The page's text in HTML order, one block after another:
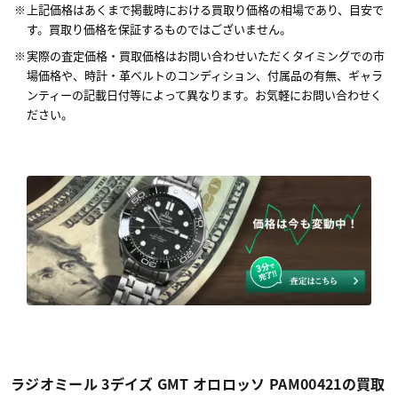
上記価格はあくまで掲載時における買取り価格の相場であり、目安で
す。買取り価格を保証するものではございません。
実際の査定価格・買取価格はお問い合わせいただくタイミングでの市
場価格や、時計・革ベルトのコンディション、付属品の有無、ギャラ
ンティーの記載日付等によって異なります。お気軽にお問い合わせく
ださい。
ラジオミール 3デイズ GMT オロロッソ PAM00421の買取